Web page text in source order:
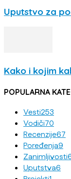
Uputstvo za
Kako i kojim
POPULARNA
Vesti253
Vodiči70
Recenzije67
Poređenja9
Zanimljivosti
Uputstva6